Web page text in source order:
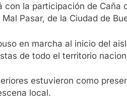
con la participación de Caña
Pasar, de la Ciudad de
en marcha al inicio del
de todo el territorio
estuvieron como
local.